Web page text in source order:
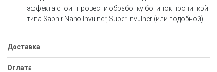
эффекта стоит провести обработку ботинок пропиткой
типа Saphir Nano Invulner, Super Invulner (или подобной).
Доставка
Оплата